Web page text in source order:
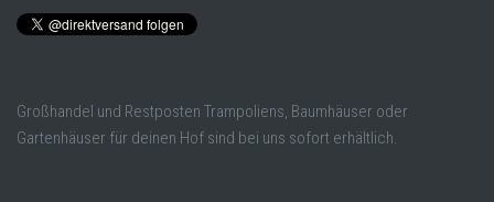
Großhandel und Restposten Trampoliens, Baumhäuser oder
Gartenhäuser für deinen Hof sind bei uns sofort erhältlich.